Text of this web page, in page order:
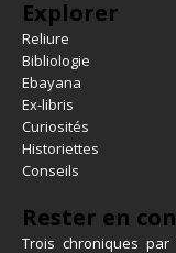
Explorer
Reliure
Bibliologie
Ebayana
Ex-libris
Curiosités
Historiettes
Conseils
Rester en
Trois chroniques